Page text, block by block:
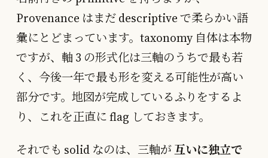
Provenance はまだ descriptive で柔らかい語
彙にとどまっています。taxonomy 自体は本物
ですが、軸 3 の形式化は三軸のうちで最も若
く、今後一年で最も形を変える可能性が高い
部分です。地図が完成しているふりをするよ
り、これを正直に flag しておきます。
それでも solid なのは、三軸が互いに独立で